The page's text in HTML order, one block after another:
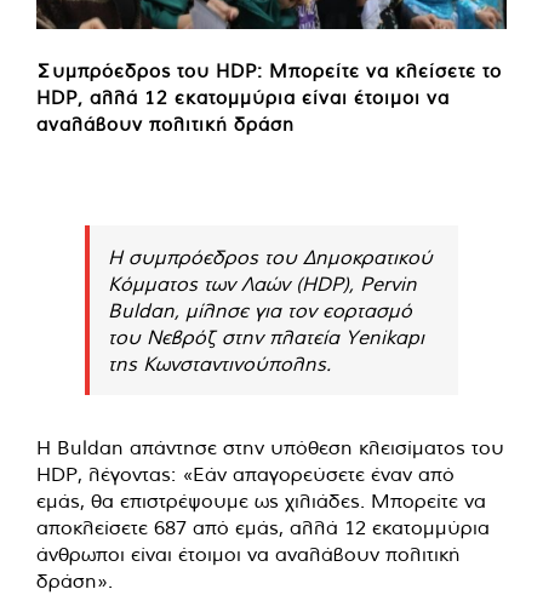
Συμπρόεδρος του HDP: Μπορείτε να κλείσετε το
HDP, αλλά 12 εκατομμύρια είναι έτοιμοι να
αναλάβουν πολιτική δράση
Η συμπρόεδρος του Δημοκρατικού
Κόμματος των Λαών (HDP), Pervin
Buldan, μίλησε για τον εορτασμό
του Νεβρόζ στην πλατεία Yenikapı
της Κωνσταντινούπολης.
Η Buldan απάντησε στην υπόθεση κλεισίματος του
HDP, λέγοντας: «Εάν απαγορεύσετε έναν από
εμάς, θα επιστρέψουμε ως χιλιάδες. Μπορείτε να
αποκλείσετε 687 από εμάς, αλλά 12 εκατομμύρια
άνθρωποι είναι έτοιμοι να αναλάβουν πολιτική
δράση».